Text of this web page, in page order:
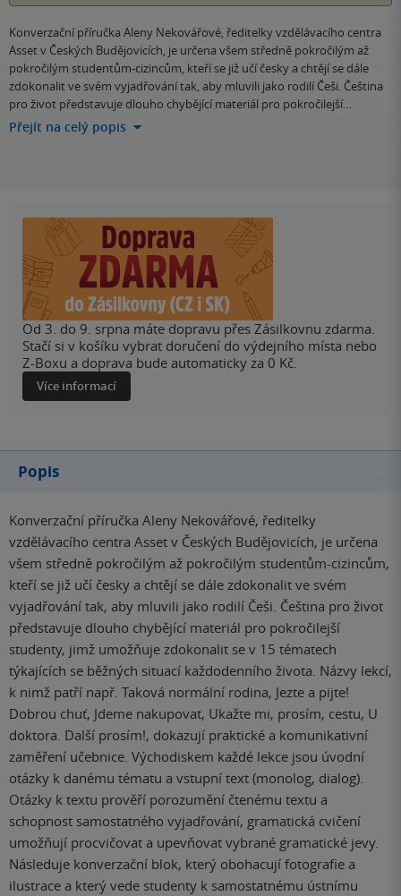
Konverzační příručka Aleny Nekovářové, ředitelky vzdělávacího centra
Asset v Českých Budějovicích, je určena všem středně pokročilým až
pokročilým studentům-cizincům, kteří se již učí česky a chtějí se dále
zdokonalit ve svém vyjadřování tak, aby mluvili jako rodilí Češi. Čeština
pro život představuje dlouho chybějící materiál pro pokročilejší…
Přejít na celý popis
Od 3. do 9. srpna máte dopravu přes Zásilkovnu zdarma.
Stačí si v košíku vybrat doručení do výdejního místa nebo
Z-Boxu a doprava bude automaticky za 0 Kč.
Více informací
Popis
Konverzační příručka Aleny Nekovářové, ředitelky
vzdělávacího centra Asset v Českých Budějovicích, je určena
všem středně pokročilým až pokročilým studentům-cizincům,
kteří se již učí česky a chtějí se dále zdokonalit ve svém
vyjadřování tak, aby mluvili jako rodilí Češi. Čeština pro život
představuje dlouho chybějící materiál pro pokročilejší
studenty, jimž umožňuje zdokonalit se v 15 tématech
týkajících se běžných situací každodenního života. Názvy lekcí,
k nimž patří např. Taková normální rodina, Jezte a pijte!
Dobrou chuť, Jdeme nakupovat, Ukažte mi, prosím, cestu, U
doktora. Další prosím!, dokazují praktické a komunikativní
zaměření učebnice. Východiskem každé lekce jsou úvodní
otázky k danému tématu a vstupní text (monolog, dialog).
Otázky k textu prověří porozumění čtenému textu a
schopnost samostatného vyjadřování, gramatická cvičení
umožňují procvičovat a upevňovat vybrané gramatické jevy.
Následuje konverzační blok, který obohacují fotografie a
ilustrace a který vede studenty k samostatnému ústnímu